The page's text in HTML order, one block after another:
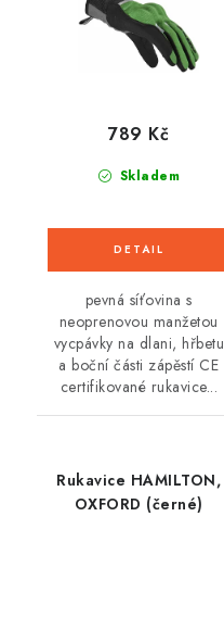
Skladem
789 Kč
pevná síťovina s
neoprenovou manžetou
vycpávky na dlani, hřbetu
a boční části zápěstí CE
certifikované rukavice...
Rukavice HAMILTON,
OXFORD (černé)